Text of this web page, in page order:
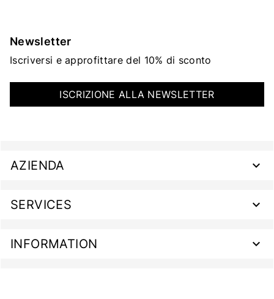
Newsletter
Iscriversi e approfittare del 10% di sconto
ISCRIZIONE ALLA NEWSLETTER
AZIENDA
SERVICES
INFORMATION